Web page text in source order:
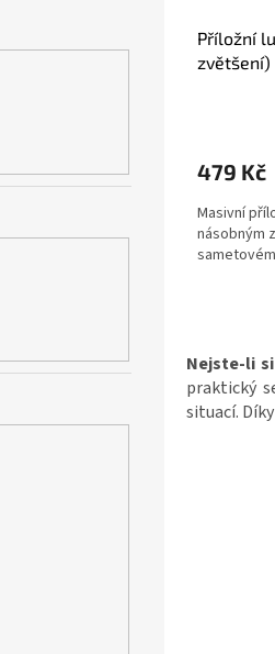
Příložní
zvětšení)
je
z
5
hvězdiček.
479 Kč
Masivní
násobným
Nejste-li
praktický
situací.